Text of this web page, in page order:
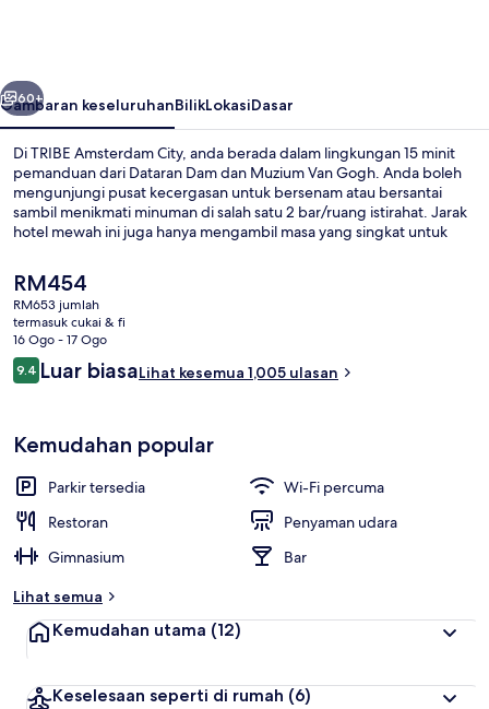
Seterusnya
60+
Gambaran keseluruhanBilikLokasiDasar
Di TRIBE Amsterdam City, anda berada dalam lingkungan 15 minit
pemanduan dari Dataran Dam dan Muzium Van Gogh. Anda boleh
mengunjungi pusat kecergasan untuk bersenam atau bersantai
sambil menikmati minuman di salah satu 2 bar/ruang istirahat. Jarak
hotel mewah ini juga hanya mengambil masa yang singkat untuk
Amsterdam dan The 9 Streets. Pengembara lain memuji tentang
katil yang selesa dan kakitangan. Hartanah ini terletak berdekatan
dengan pengangkutan awam: jarak Stesen Noord hanya beberapa
langkah.
Harga
semasa
ialah
RM454
RM454
RM653 jumlah
termasuk cukai & fi
16 Ogo - 17 Ogo
Ulasan
9.49.4 daripada 10
Luar biasaLihat kesemua 1,005 ulasan
Kemudahan popular
Parkir tersedia
Wi-Fi percuma
Restoran
Penyaman udara
Gimnasium
Bar
Lihat semua
Kemudahan utama (12)
Keselesaan seperti di rumah (6)